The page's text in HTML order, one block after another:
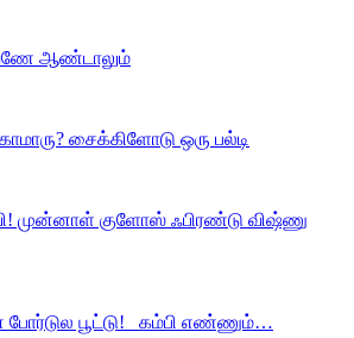
ஆண்டாலும்
சைக்கிளோடு ஒரு பல்டி
முன்னாள் குளோஸ் ஃபிரண்டு விஷ்ணு
போர்டுல பூட்டு! கம்பி எண்ணும்…